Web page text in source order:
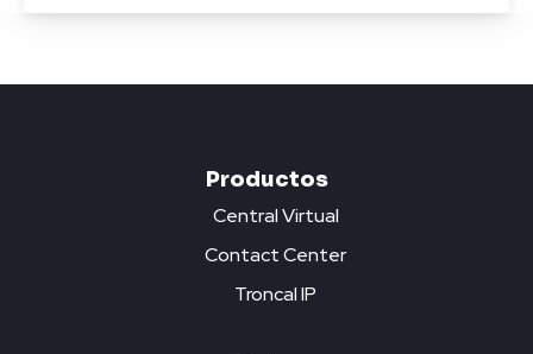
Productos
Central Virtual
Contact Center
Troncal IP